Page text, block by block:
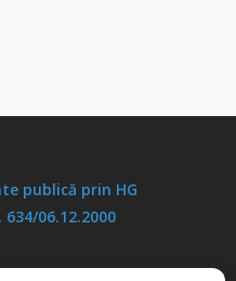
publică prin HG
06.12.2000